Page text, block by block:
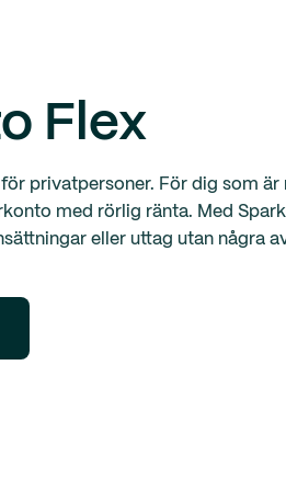
Flex
privatpersoner. För dig som är
med rörlig ränta. Med
eller uttag utan några